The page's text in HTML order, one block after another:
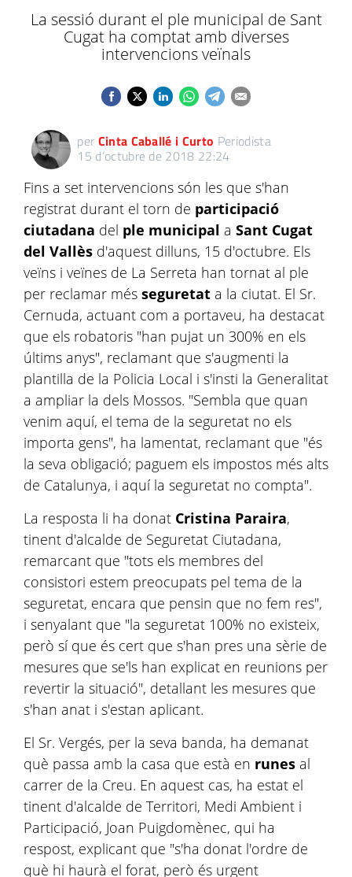
La sessió durant el ple municipal de Sant
Cugat ha comptat amb diverses
intervencions veïnals
per Cinta Caballé i Curto Periodista
15 d’octubre de 2018 22:24
Fins a set intervencions són les que s'han
registrat durant el torn de participació
ciutadana del ple municipal a Sant Cugat
del Vallès d'aquest dilluns, 15 d'octubre. Els
veïns i veïnes de La Serreta han tornat al ple
per reclamar més seguretat a la ciutat. El Sr.
Cernuda, actuant com a portaveu, ha destacat
que els robatoris "han pujat un 300% en els
últims anys", reclamant que s'augmenti la
plantilla de la Policia Local i s'insti la Generalitat
a ampliar la dels Mossos. "Sembla que quan
venim aquí, el tema de la seguretat no els
importa gens", ha lamentat, reclamant que "és
la seva obligació; paguem els impostos més alts
de Catalunya, i aquí la seguretat no compta".
La resposta li ha donat Cristina Paraira,
tinent d'alcalde de Seguretat Ciutadana,
remarcant que "tots els membres del
consistori estem preocupats pel tema de la
seguretat, encara que pensin que no fem res",
i senyalant que "la seguretat 100% no existeix,
però sí que és cert que s'han pres una sèrie de
mesures que se'ls han explicat en reunions per
revertir la situació", detallant les mesures que
s'han anat i s'estan aplicant.
El Sr. Vergés, per la seva banda, ha demanat
què passa amb la casa que està en runes al
carrer de la Creu. En aquest cas, ha estat el
tinent d'alcalde de Territori, Medi Ambient i
Participació, Joan Puigdomènec, qui ha
respost, explicant que "s'ha donat l'ordre de
què hi haurà el forat, però és urgent